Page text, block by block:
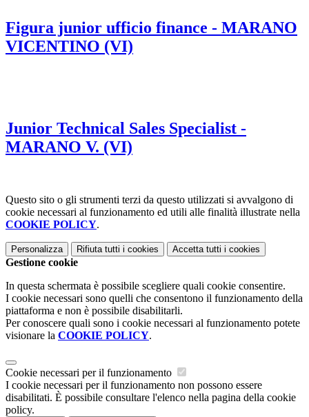
Figura junior ufficio finance - MARANO
VICENTINO (VI)
Junior Technical Sales Specialist -
MARANO V. (VI)
Questo sito o gli strumenti terzi da questo utilizzati si avvalgono di
cookie necessari al funzionamento ed utili alle finalità illustrate nella
COOKIE POLICY.
Personalizza Rifiuta tutti i cookies Accetta tutti i cookies
Gestione cookie
In questa schermata è possibile scegliere quali cookie consentire.
I cookie necessari sono quelli che consentono il funzionamento della
piattaforma e non è possibile disabilitarli.
Per conoscere quali sono i cookie necessari al funzionamento potete
visionare la COOKIE POLICY.
Cookie necessari per il funzionamento
I cookie necessari per il funzionamento non possono essere
disabilitati. È possibile consultare l'elenco nella pagina della cookie
policy.